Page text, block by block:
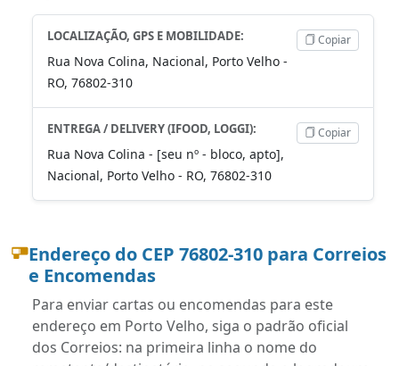
LOCALIZAÇÃO, GPS E MOBILIDADE:
Rua Nova Colina, Nacional, Porto Velho -
RO, 76802-310
Copiar
ENTREGA / DELIVERY (IFOOD, LOGGI):
Rua Nova Colina - [seu nº - bloco, apto],
Nacional, Porto Velho - RO, 76802-310
Copiar
Endereço do CEP 76802-310 para Correios
e Encomendas
Para enviar cartas ou encomendas para este
endereço em Porto Velho, siga o padrão oficial
dos Correios: na primeira linha o nome do